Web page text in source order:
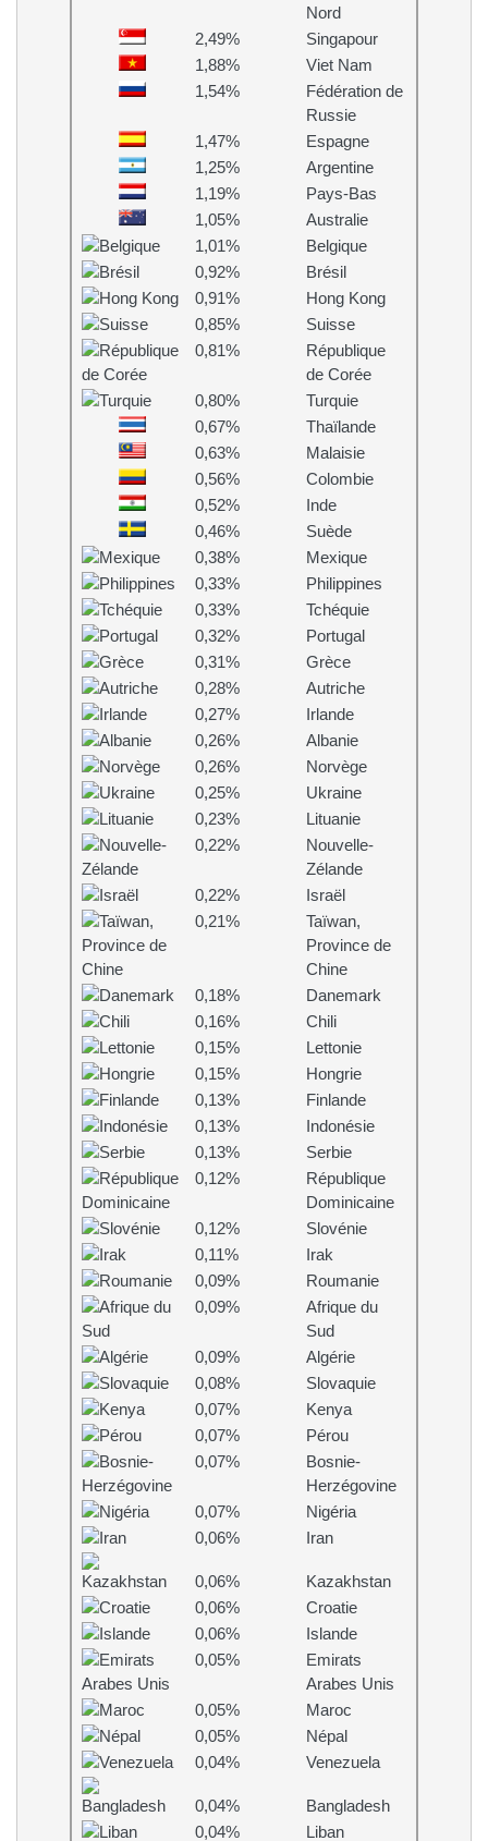
Nord
2,49%
Singapour
1,88%
Viet Nam
1,54%
Fédération de
Russie
1,47%
Espagne
1,25%
Argentine
1,19%
Pays-Bas
1,05%
Australie
1,01%
Belgique
0,92%
Brésil
0,91%
Hong Kong
0,85%
Suisse
0,81%
République
de Corée
0,80%
Turquie
0,67%
Thaïlande
0,63%
Malaisie
0,56%
Colombie
0,52%
Inde
0,46%
Suède
0,38%
Mexique
0,33%
Philippines
0,33%
Tchéquie
0,32%
Portugal
0,31%
Grèce
0,28%
Autriche
0,27%
Irlande
0,26%
Albanie
0,26%
Norvège
0,25%
Ukraine
0,23%
Lituanie
0,22%
Nouvelle-
Zélande
0,22%
Israël
0,21%
Taïwan,
Province de
Chine
0,18%
Danemark
0,16%
Chili
0,15%
Lettonie
0,15%
Hongrie
0,13%
Finlande
0,13%
Indonésie
0,13%
Serbie
0,12%
République
Dominicaine
0,12%
Slovénie
0,11%
Irak
0,09%
Roumanie
0,09%
Afrique du
Sud
0,09%
Algérie
0,08%
Slovaquie
0,07%
Kenya
0,07%
Pérou
0,07%
Bosnie-
Herzégovine
0,07%
Nigéria
0,06%
Iran
0,06%
Kazakhstan
0,06%
Croatie
0,06%
Islande
0,05%
Emirats
Arabes Unis
0,05%
Maroc
0,05%
Népal
0,04%
Venezuela
0,04%
Bangladesh
0,04%
Liban